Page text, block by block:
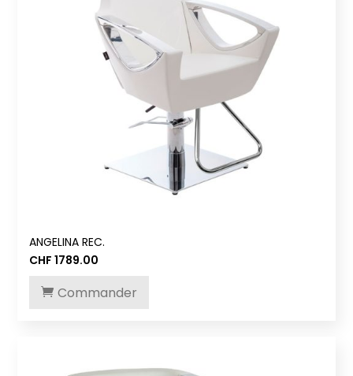
ANGELINA REC.
CHF 1789.00
Commander